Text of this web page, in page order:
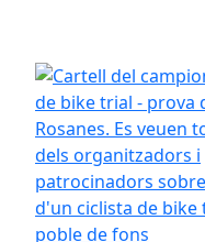
Cartell del